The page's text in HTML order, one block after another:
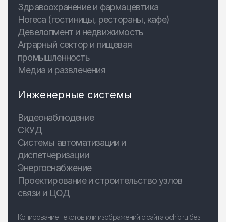
Здравоохранение и фармацевтика
Horeca (гостиницы, рестораны, кафе)
Девелопмент и недвижимость
Аграрный сектор и пищевая
промышленность
Медиа и развлечения
Инженерные системы
Видеонаблюдение
СКУД
Системы автоматизации и
диспетчеризации
Энергоснабжение
Проектирование и строительство узлов
связи и ЦОД
Копирование текстов или изображений с сайта ochip.ru без